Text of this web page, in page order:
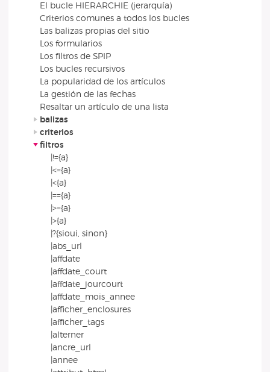
El bucle HIERARCHIE (jerarquía)
Criterios comunes a todos los bucles
Las balizas propias del sitio
Los formularios
Los filtros de SPIP
Los bucles recursivos
La popularidad de los artículos
La gestión de las fechas
Resaltar un artículo de una lista
balizas
criterios
filtros
|!={a}
|<={a}
|<{a}
|=={a}
|>={a}
|>{a}
|?{sioui, sinon}
|abs_url
|affdate
|affdate_court
|affdate_jourcourt
|affdate_mois_annee
|afficher_enclosures
|afficher_tags
|alterner
|ancre_url
|annee